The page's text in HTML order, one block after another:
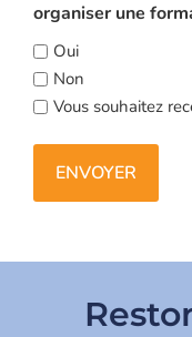
organiser une
Oui
Non
Vous souhaitez